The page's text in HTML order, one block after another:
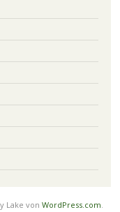
Lake von WordPress.com